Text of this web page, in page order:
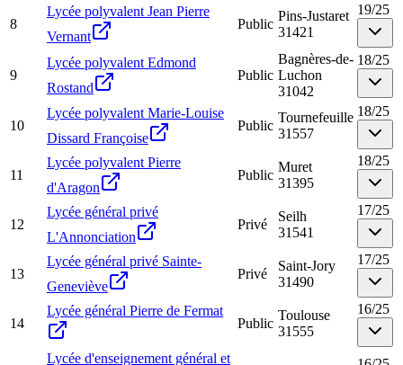
8
Lycée polyvalent Jean Pierre
Vernant
Public
Pins-Justaret
31421
19/25
9
Lycée polyvalent Edmond
Rostand
Public
Bagnères-de-
Luchon
31042
18/25
10
Lycée polyvalent Marie-Louise
Dissard Françoise
Public
Tournefeuille
31557
18/25
11
Lycée polyvalent Pierre
d'Aragon
Public
Muret
31395
18/25
12
Lycée général privé
L'Annonciation
Privé
Seilh
31541
17/25
13
Lycée général privé Sainte-
Geneviève
Privé
Saint-Jory
31490
17/25
14
Lycée général Pierre de Fermat
Public
Toulouse
31555
16/25
Lycée d'enseignement général et